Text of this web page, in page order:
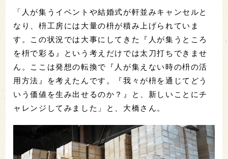
「人が集うイベントや結婚式が軒並みキャンセルと
なり、枡工房には大量の枡が積み上げられていま
す。この状況では大事にしてきた『人が集うところ
を枡で彩る』という考えだけでは太刀打ちできませ
ん。ここは発想の転換で『人が集えない時の枡の活
用方法』を考えたんです。『我々が枡を通じてどう
いう価値を生み出せるのか？』と、新しいことにチ
ャレンジしてみました」と、大橋さん。